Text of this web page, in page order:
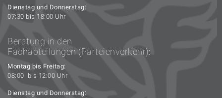
Dienstag und Donnerstag:
07:30 bis 18:00 Uhr
Beratung in den
Fachabteilungen (Parteienverkehr):
Montag bis Freitag:
08:00 bis 12:00 Uhr
Dienstag und Donnerstag: